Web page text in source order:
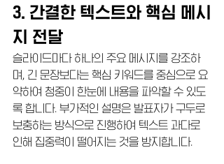
3. 간결한 텍스트와 핵심 메시
지 전달
슬라이드마다 하나의 주요 메시지를 강조하
며, 긴 문장보다는 핵심 키워드를 중심으로 요
약하여 청중이 한눈에 내용을 파악할 수 있도
록 합니다. 부가적인 설명은 발표자가 구두로
보충하는 방식으로 진행하여 텍스트 과다로
인해 집중력이 떨어지는 것을 방지합니다.